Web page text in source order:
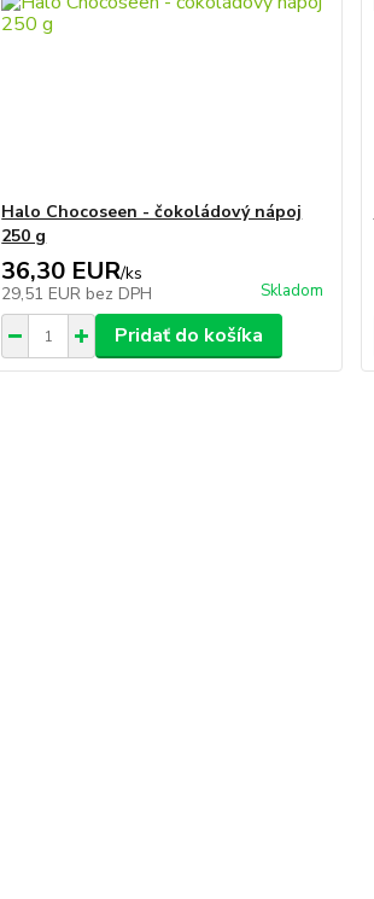
Halo Chocoseen - čokoládový nápoj
250 g
36,30 EUR/ks
29,51 EUR bez DPH Skladom
Pridať do košíka